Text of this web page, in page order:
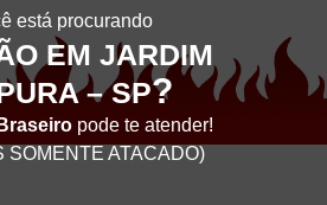
está procurando
EM JARDIM
– SP?
pode te atender!
SOMENTE ATACADO)